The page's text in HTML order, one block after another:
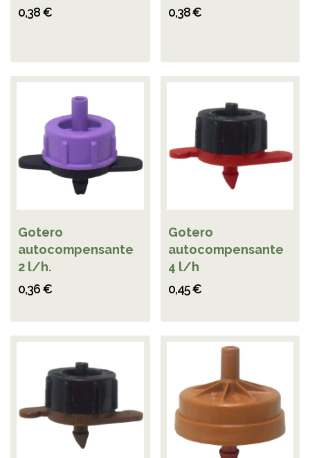
0,38 €
0,38 €
Gotero
autocompensante
2 l/h.
0,36 €
Gotero
autocompensante
4 l/h
0,45 €